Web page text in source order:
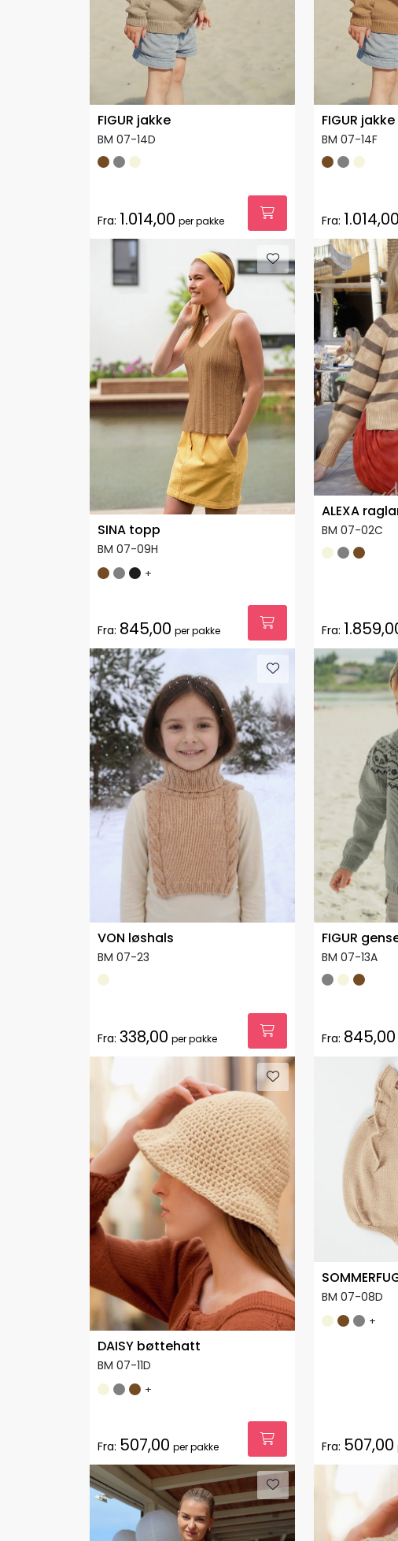
FIGUR jakke
BM 07-14D
Fra: 1.014,00 per pakke
FIGUR jakke
BM 07-14F
Fra: 1.014,00
SINA topp
BM 07-09H
+
Fra: 845,00 per pakke
ALEXA
BM 07-02C
Fra:
VON løshals
BM 07-23
Fra: 338,00 per pakke
FIGUR
BM 07-13A
Fra: 845,00
DAISY bøttehatt
BM 07-11D
+
Fra: 507,00 per pakke
BM 07-08D
+
Fra: 507,00